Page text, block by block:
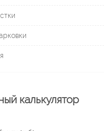
калькулятор